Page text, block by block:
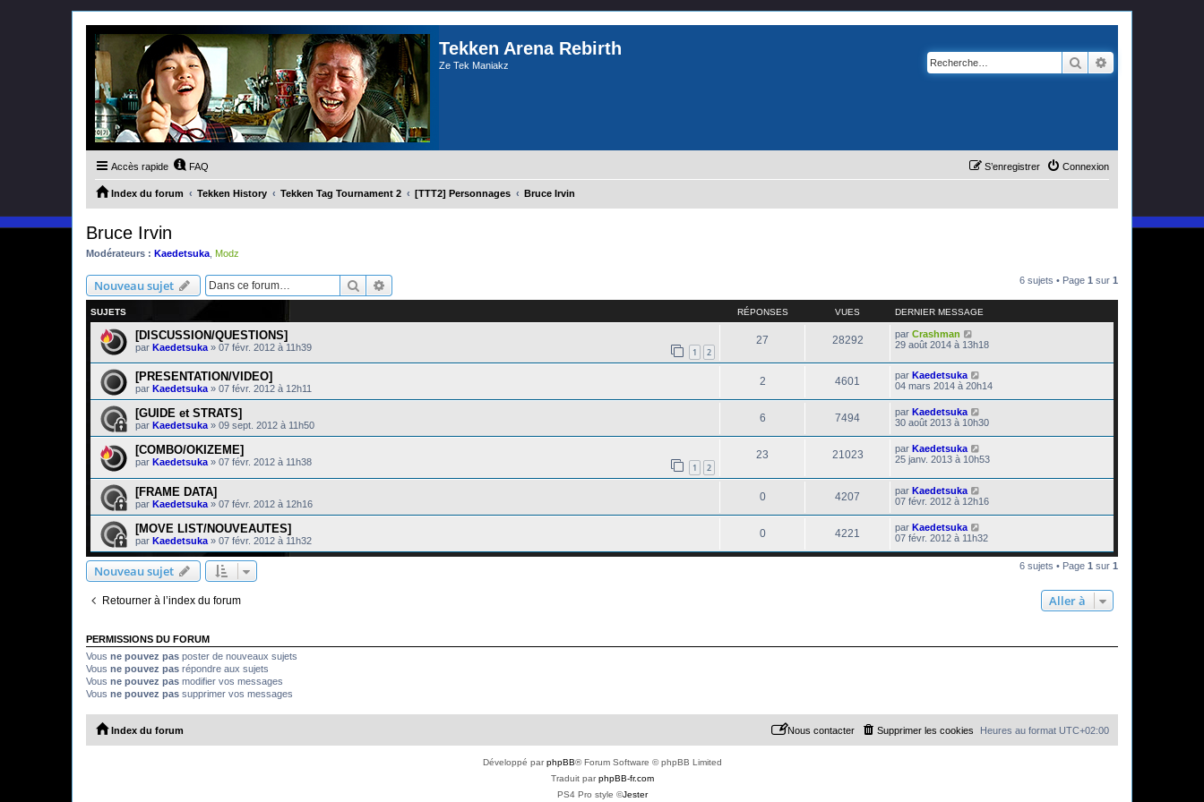
Tekken Arena Rebirth
Ze Tek Maniakz Rechercher
Accès rapide FAQ Connexion
S’enregistrer
Index du forum Tekken History Tekken Tag Tournament 2 [TTT2] Personnages Bruce Irvin
Bruce Irvin
Modérateurs : Kaedetsuka Modz
Nouveau sujet Rechercher 6 sujets • Page 1 sur 1
SUJETS RÉPONSES VUES DERNIER MESSAGE
[DISCUSSION/QUESTIONS]
par Kaedetsuka » 07 févr. 2012 à 11h39 1 2
27 28292 par Crashman
29 août 2014 à 13h18
[PRESENTATION/VIDEO]
par Kaedetsuka » 07 févr. 2012 à 12h11
2 4601 par Kaedetsuka
04 mars 2014 à 20h14
[GUIDE et STRATS]
par Kaedetsuka » 09 sept. 2012 à 11h50
6 7494 par Kaedetsuka
30 août 2013 à 10h30
[COMBO/OKIZEME]
par Kaedetsuka » 07 févr. 2012 à 11h38 1 2
23 21023 par Kaedetsuka
25 janv. 2013 à 10h53
[FRAME DATA]
par Kaedetsuka » 07 févr. 2012 à 12h16
0 4207 par Kaedetsuka
07 févr. 2012 à 12h16
[MOVE LIST/NOUVEAUTES]
par Kaedetsuka » 07 févr. 2012 à 11h32
0 4221 par Kaedetsuka
07 févr. 2012 à 11h32
Nouveau sujet 6 sujets • Page 1 sur 1
Retourner à l’index du forum Aller à
PERMISSIONS DU FORUM
Vous ne pouvez pas poster de nouveaux sujets
Vous ne pouvez pas répondre aux sujets
Vous ne pouvez pas modifier vos messages
Vous ne pouvez pas supprimer vos messages
Index du forum Heures au format UTC+02:00
Supprimer les cookies
Nous contacter
Développé parphpBB® Forum Software © phpBB Limited
Traduit parphpBB-fr.com
PS4 Pro style ©Jester